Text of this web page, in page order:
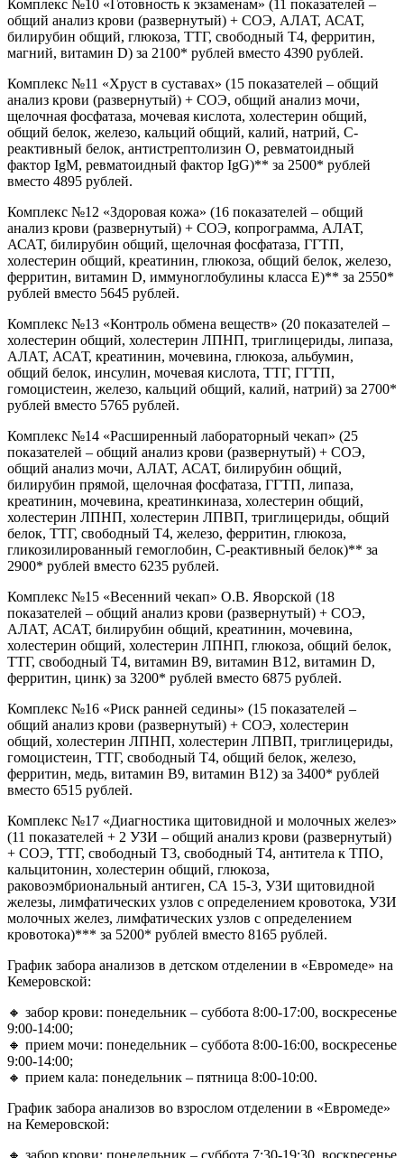
Комплекс №10 «Готовность к экзаменам» (11 показателей –
общий анализ крови (развернутый) + СОЭ, АЛАТ, АСАТ,
билирубин общий, глюкоза, ТТГ, свободный Т4, ферритин,
магний, витамин D) за 2100* рублей вместо 4390 рублей.
Комплекс №11 «Хруст в суставах» (15 показателей – общий
анализ крови (развернутый) + СОЭ, общий анализ мочи,
щелочная фосфатаза, мочевая кислота, холестерин общий,
общий белок, железо, кальций общий, калий, натрий, С-
реактивный белок, антистрептолизин О, ревматоидный
фактор IgM, ревматоидный фактор IgG)** за 2500* рублей
вместо 4895 рублей.
Комплекс №12 «Здоровая кожа» (16 показателей – общий
анализ крови (развернутый) + СОЭ, копрограмма, АЛАТ,
АСАТ, билирубин общий, щелочная фосфатаза, ГГТП,
холестерин общий, креатинин, глюкоза, общий белок, железо,
ферритин, витамин D, иммуноглобулины класса Е)** за 2550*
рублей вместо 5645 рублей.
Комплекс №13 «Контроль обмена веществ» (20 показателей –
холестерин общий, холестерин ЛПНП, триглицериды, липаза,
АЛАТ, АСАТ, креатинин, мочевина, глюкоза, альбумин,
общий белок, инсулин, мочевая кислота, ТТГ, ГГТП,
гомоцистеин, железо, кальций общий, калий, натрий) за 2700*
рублей вместо 5765 рублей.
Комплекс №14 «Расширенный лабораторный чекап» (25
показателей – общий анализ крови (развернутый) + СОЭ,
общий анализ мочи, АЛАТ, АСАТ, билирубин общий,
билирубин прямой, щелочная фосфатаза, ГГТП, липаза,
креатинин, мочевина, креатинкиназа, холестерин общий,
холестерин ЛПНП, холестерин ЛПВП, триглицериды, общий
белок, ТТГ, свободный Т4, железо, ферритин, глюкоза,
гликозилированный гемоглобин, С-реактивный белок)** за
2900* рублей вместо 6235 рублей.
Комплекс №15 «Весенний чекап» О.В. Яворской (18
показателей – общий анализ крови (развернутый) + СОЭ,
АЛАТ, АСАТ, билирубин общий, креатинин, мочевина,
холестерин общий, холестерин ЛПНП, глюкоза, общий белок,
ТТГ, свободный Т4, витамин В9, витамин В12, витамин D,
ферритин, цинк) за 3200* рублей вместо 6875 рублей.
Комплекс №16 «Риск ранней седины» (15 показателей –
общий анализ крови (развернутый) + СОЭ, холестерин
общий, холестерин ЛПНП, холестерин ЛПВП, триглицериды,
гомоцистеин, ТТГ, свободный Т4, общий белок, железо,
ферритин, медь, витамин В9, витамин В12) за 3400* рублей
вместо 6515 рублей.
Комплекс №17 «Диагностика щитовидной и молочных желез»
(11 показателей + 2 УЗИ – общий анализ крови (развернутый)
+ СОЭ, ТТГ, свободный Т3, свободный Т4, антитела к ТПО,
кальцитонин, холестерин общий, глюкоза,
раковоэмбриональный антиген, СА 15-3, УЗИ щитовидной
железы, лимфатических узлов с определением кровотока, УЗИ
молочных желез, лимфатических узлов с определением
кровотока)*** за 5200* рублей вместо 8165 рублей.
График забора анализов в детском отделении в «Евромеде» на
Кемеровской:
🔸 забор крови: понедельник – суббота 8:00-17:00, воскресенье
9:00-14:00;
🔸 прием мочи: понедельник – суббота 8:00-16:00, воскресенье
9:00-14:00;
🔸 прием кала: понедельник – пятница 8:00-10:00.
График забора анализов во взрослом отделении в «Евромеде»
на Кемеровской:
🔸 забор крови: понедельник – суббота 7:30-19:30, воскресенье